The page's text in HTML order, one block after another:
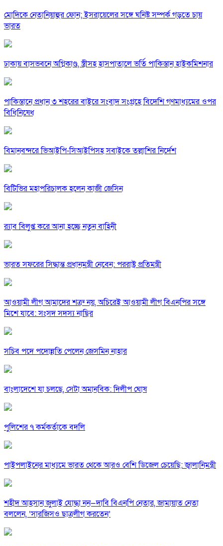
মোদিকে নেতানিয়াহুর ফোন; ইসরায়েলের সঙ্গে ঘনিষ্ট সম্পর্ক গড়তে চায়
ভারত
ঢাকায় বাসভবনে অগ্নিকাণ্ড, স্ত্রীসহ হাসপাতালে ভর্তি পাকিস্তান হাইকমিশনার
পাকিস্তানে প্রধান ৩ শহরের বাইরে সংবাদ সংগ্রহে বিদেশি গণমাধ্যমের ওপর
বিধিনিষেধ
বিমানবন্দরে ভিআইপি-সিআইপিসহ সবাইকে তল্লাশির নির্দেশ
বিটিভির মহাপরিচালক হলেন কাজী জেসিন
র‍্যাব বিলুপ্ত করে আনা হচ্ছে নতুন বাহিনী
ভারত সফরের সিদ্ধান্ত প্রধানমন্ত্রী নেবেন: পররাষ্ট্র প্রতিমন্ত্রী
আওয়ামী লীগ আমাদের শত্রু নয়, অচিরেই আওয়ামী লীগ বিএনপির সঙ্গে
মিশে যাবে: সংসদ সদস্য নাছির
সচিব পদে পদোন্নতি পেলেন জেসমিন নাহার
বাংলাদেশে যা চলছে, সেটা অমানবিক: দিলীপ ঘোষ
পুলিশের ৭ কর্মকর্তাকে বদলি
পাইপলাইনের মাধ্যমে ভারত থেকে আরও বেশি ডিজেল চেয়েছি: জ্বালানিমন্ত্রী
শহীদ আহসান জুলাই যোদ্ধা নন—দাবি বিএনপি নেতার, জামায়াত নেতা
বললেন, ‘সারজিসও ছাত্রলীগ করতেন’